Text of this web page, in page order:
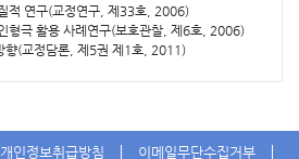
적 연구(교정연구, 제33호, 2006)
형극 활용 사례연구(보호관찰, 제6호, 2006)
향(교정담론, 제5권 제1호, 2011)
개인정보취급방침 이메일무단수집거부